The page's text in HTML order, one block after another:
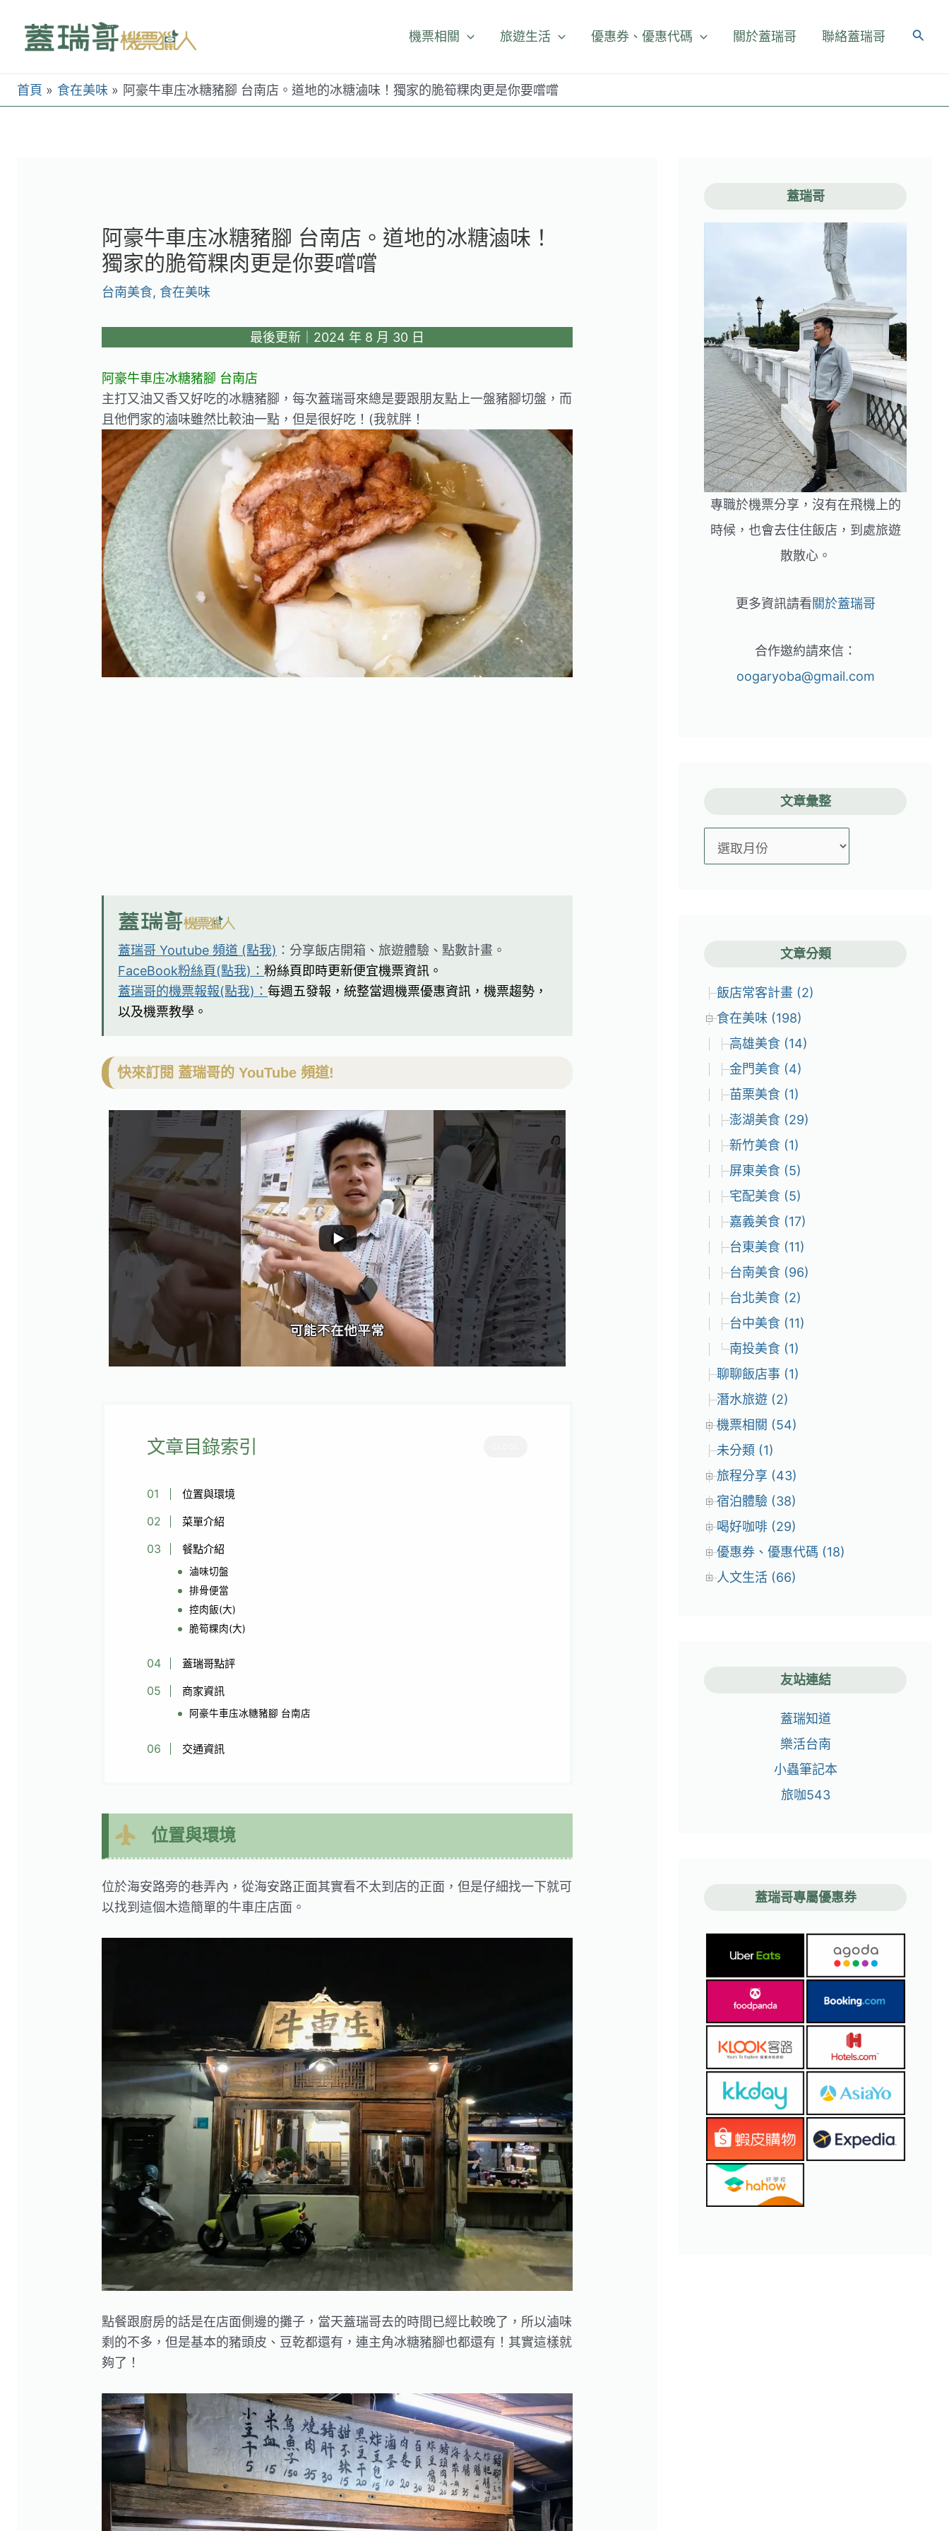
機票相關 旅遊生活 優惠券、優惠代碼 關於蓋瑞哥 聯絡蓋瑞哥
首頁 食在美味 阿豪牛車庒冰糖豬腳 台南店。道地的冰糖滷味！獨家的脆筍粿肉更是你要嚐嚐
阿豪牛車庒冰糖豬腳 台南店。道地的冰糖滷味！
獨家的脆筍粿肉更是你要嚐嚐
台南美食, 食在美味
最後更新｜2024 年 8 月 30 日
阿豪牛車庒冰糖豬腳 台南店
主打又油又香又好吃的冰糖豬腳，每次蓋瑞哥來總是要跟朋友點上一盤豬腳切盤，而
且他們家的滷味雖然比較油一點，但是很好吃！(我就胖！
蓋瑞哥 Youtube 頻道 (點我) ： 分享飯店開箱、旅遊體驗、點數計畫。
FaceBook粉絲頁(點我)：粉絲頁即時更新便宜機票資訊。
蓋瑞哥的機票報報(點我)：每週五發報，統整當週機票優惠資訊，機票趨勢，
以及機票教學。
快來訂閱 蓋瑞哥的 YouTube 頻道!
文章目錄索引
位置與環境
菜單介紹
餐點介紹
滷味切盤
排骨便當
控肉飯(大)
脆筍粿肉(大)
蓋瑞哥點評
商家資訊
阿豪牛車庒冰糖豬腳 台南店
交通資訊
位置與環境
位於海安路旁的巷弄內，從海安路正面其實看不太到店的正面，但是仔細找一下就可
以找到這個木造簡單的牛車庄店面。
點餐跟廚房的話是在店面側邊的攤子，當天蓋瑞哥去的時間已經比較晚了，所以滷味
剩的不多，但是基本的豬頭皮、豆乾都還有，連主角冰糖豬腳也都還有！其實這樣就
夠了！
蓋瑞哥
專職於機票分享，沒有在飛機上的
時候，也會去住住飯店，到處旅遊
散散心。
更多資訊請看關於蓋瑞哥
合作邀約請來信：
oogaryoba@gmail.com
文章彙整
章
文章分類
飯店常客計畫 (2)
食在美味 (198)
高雄美食 (14)
金門美食 (4)
苗栗美食 (1)
澎湖美食 (29)
新竹美食 (1)
屏東美食 (5)
宅配美食 (5)
嘉義美食 (17)
台東美食 (11)
台南美食 (96)
台北美食 (2)
台中美食 (11)
南投美食 (1)
聊聊飯店事 (1)
潛水旅遊 (2)
機票相關 (54)
未分類 (1)
旅程分享 (43)
宿泊體驗 (38)
喝好咖啡 (29)
優惠券、優惠代碼 (18)
人文生活 (66)
友站連結
蓋瑞知道
樂活台南
小蟲筆記本
旅咖543
蓋瑞哥專屬優惠券